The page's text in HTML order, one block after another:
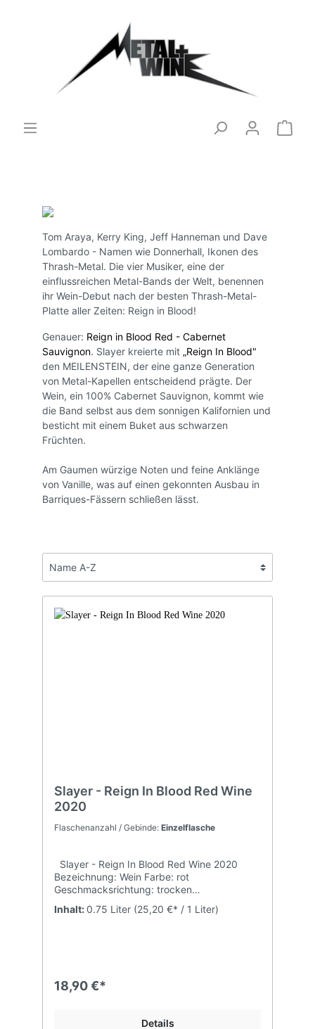
Tom Araya, Kerry King, Jeff Hanneman und Dave
Lombardo - Namen wie Donnerhall, Ikonen des
Thrash-Metal. Die vier Musiker, eine der
einflussreichen Metal-Bands der Welt, benennen
ihr Wein-Debut nach der besten Thrash-Metal-
Platte aller Zeiten: Reign in Blood!
Genauer: Reign in Blood Red - Cabernet
Sauvignon. Slayer kreierte mit „Reign In Blood"
den MEILENSTEIN, der eine ganze Generation
von Metal-Kapellen entscheidend prägte. Der
Wein, ein 100% Cabernet Sauvignon, kommt wie
die Band selbst aus dem sonnigen Kalifornien und
besticht mit einem Buket aus schwarzen
Früchten.
Am Gaumen würzige Noten und feine Anklänge
von Vanille, was auf einen gekonnten Ausbau in
Barriques-Fässern schließen lässt.
Slayer - Reign In Blood Red Wine
2020
Flaschenanzahl / Gebinde: Einzelflasche
Slayer - Reign In Blood Red Wine 2020
Bezeichnung: Wein Farbe: rot
Geschmacksrichtung: trocken
Jahrgang: 2020 Rebsorte: Cabernet
Sauvignon Herkunftsland: USA
International Wines GmbH, 55232 Alzey,
Germany Charakteristik/Über diesen Wein:
Inhalt: 0.75 Liter (25,20 €* / 1 Liter)
18,90 €*
Details